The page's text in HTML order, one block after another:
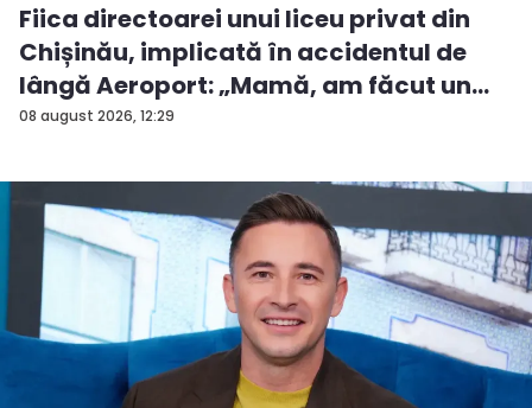
08 august 2026, 12:29
Fiica directoarei unui liceu privat din
Chișinău, implicată în accidentul de
lângă Aeroport: „Mamă, am făcut un
ac...